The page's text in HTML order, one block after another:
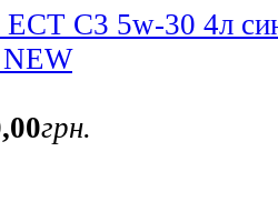
C3 5w-30 4л
,00грн.